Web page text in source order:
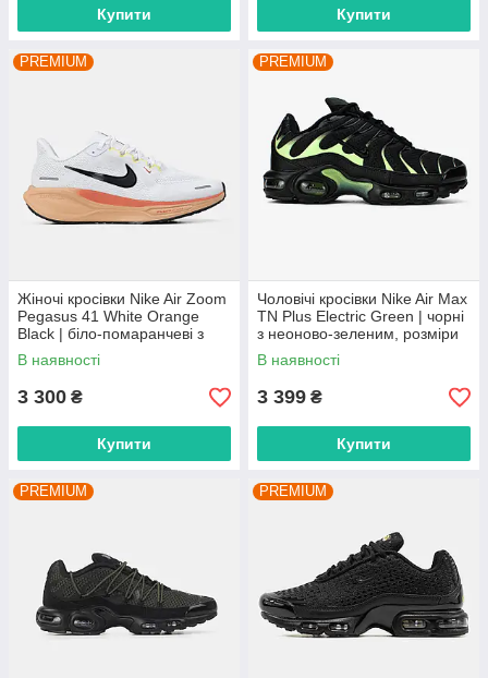
Купити Купити
PREMIUM
Жіночі кросівки Nike Air Zoom
Pegasus 41 White Orange
Black | біло-помаранчеві з
чорним, розміри 36–43
В наявності
3 300 ₴
Купити
PREMIUM
Чоловічі кросівки Nike Air Max
TN Plus Electric Green | чорні
з неоново-зеленим, розміри
41–45
В наявності
3 399 ₴
Купити
PREMIUM PREMIUM